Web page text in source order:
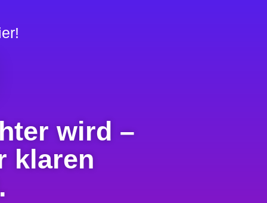
wird –
klaren